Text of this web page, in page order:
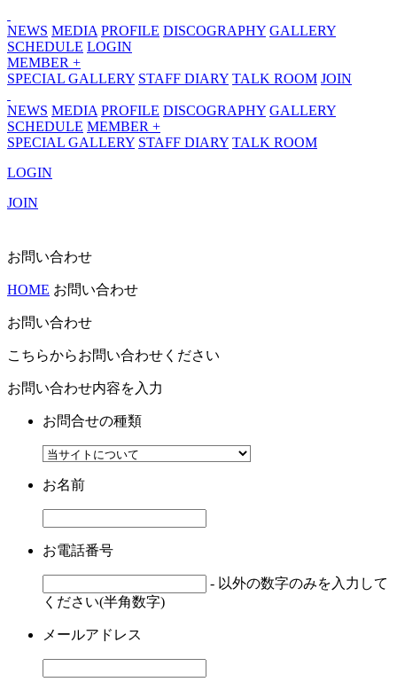
NEWS MEDIA PROFILE DISCOGRAPHY GALLERY
SCHEDULE LOGIN
MEMBER +
SPECIAL GALLERY STAFF DIARY TALK ROOM JOIN
NEWS MEDIA PROFILE DISCOGRAPHY GALLERY
SCHEDULE MEMBER +
SPECIAL GALLERY STAFF DIARY TALK ROOM
LOGIN
JOIN
お問い合わせ
HOME お問い合わせ
お問い合わせ
こちらからお問い合わせください
お問い合わせ内容を入力
お問合せの種類
お名前
お電話番号
- 以外の数字のみを入力して
ください(半角数字)
メールアドレス